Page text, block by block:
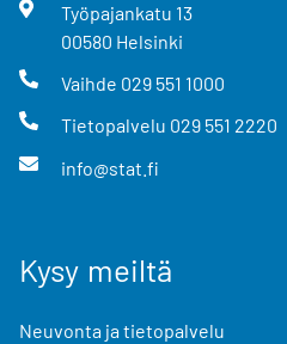
Työpajankatu 13
00580 Helsinki
Vaihde 029 551 1000
Tietopalvelu 029 551 2220
info@stat.fi
Kysy meiltä
Neuvonta ja tietopalvelu